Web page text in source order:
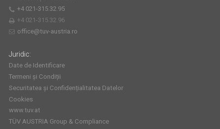
+4 021-315.32.95
+4 021-315.32.96
office@tuv-austria.ro
Juridic:
Date de Identificare
Termeni și Condiții
Securitatea și Confidențialitatea Datelor
Cookies
www.tuv.at
TÜV AUSTRIA Group & Compliance